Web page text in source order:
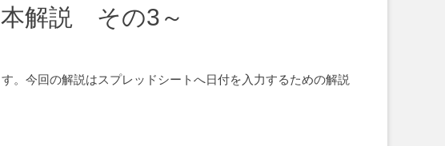
本解説 その3～
。今回の解説はスプレッドシートへ日付を入力するための解説